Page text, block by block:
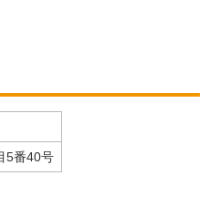
5番40号